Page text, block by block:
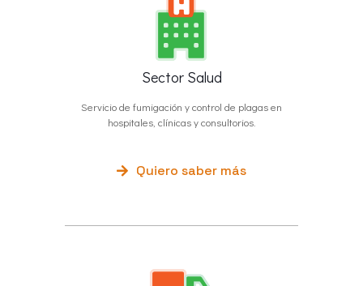
Sector Salud
Servicio de fumigación y control de plagas en
hospitales, clínicas y consultorios.
Quiero saber más